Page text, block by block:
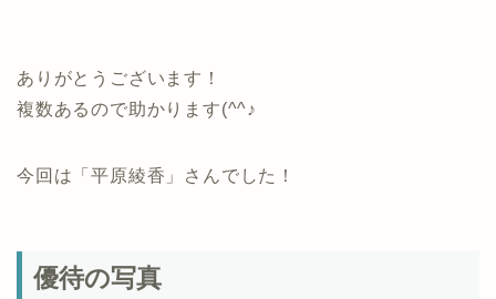
ありがとうございます！
複数あるので助かります(^^♪
今回は「平原綾香」さんでした！
優待の写真